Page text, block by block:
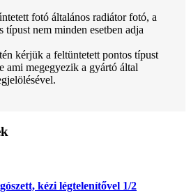
fotó általános radiátor fotó, a
típust nem minden esetben adja
kérjük a feltüntetett pontos típust
ami megegyezik a gyártó által
kézi légtelenítővel 1/2